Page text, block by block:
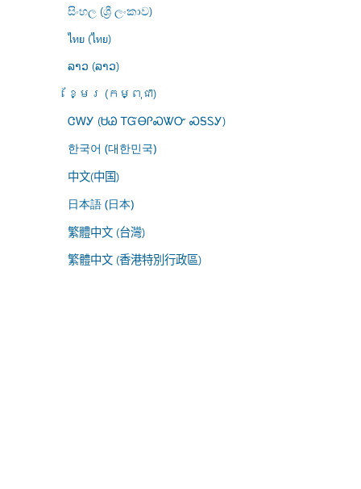
සිංහල (ශ්‍රී ලංකාව)
ไทย (ไทย)
ລາວ (ລາວ)
ខ្មែរ (កម្ពុជា)
ᏣᎳᎩ (ᏌᏊ ᎢᏳᎾᎵᏍᏔᏅ ᏍᎦᏚᎩ)
한국어 (대한민국)
中文(中国)
日本語 (日本)
繁體中文 (台灣)
繁體中文 (香港特別行政區)